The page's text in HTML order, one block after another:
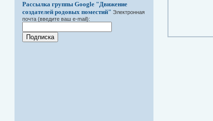
Рассылка группы Google "Движение
создателей родовых поместий" Электронная
почта (введите ваш e-mail):